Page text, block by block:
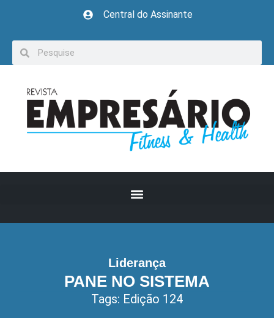
Central do Assinante
Liderança
PANE NO SISTEMA
Tags: Edição 124